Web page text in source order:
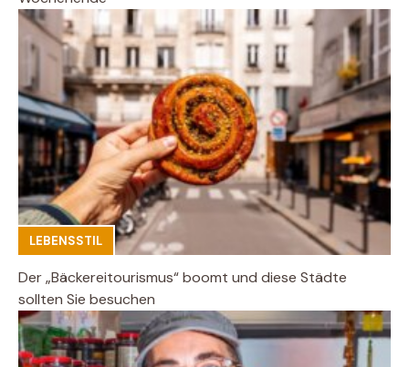
LEBENSSTIL
Der „Bäckereitourismus“ boomt und diese Städte
sollten Sie besuchen